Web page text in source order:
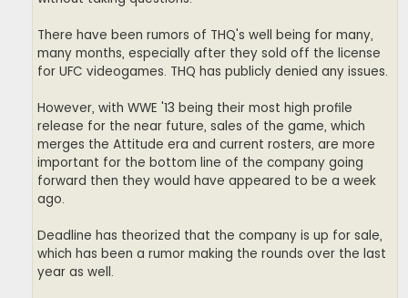
There have been rumors of THQ's well being for many,
many months, especially after they sold off the license
for UFC videogames. THQ has publicly denied any issues.
However, with WWE '13 being their most high profile
release for the near future, sales of the game, which
merges the Attitude era and current rosters, are more
important for the bottom line of the company going
forward then they would have appeared to be a week
ago.
Deadline has theorized that the company is up for sale,
which has been a rumor making the rounds over the last
year as well.